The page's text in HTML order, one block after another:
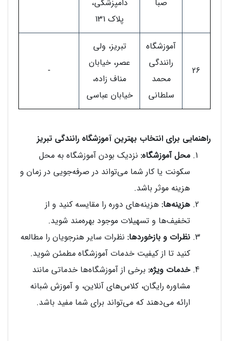
صبا
دامپزشکی،
پلاک 131
26
آموزشگاه
رانندگی
محمد
سلطانی
تبریز، ولی
عصر، خیابان
مناف زاده،
خیابان عباسی
-
راهنمایی برای انتخاب بهترین آموزشگاه رانندگی تبریز
محل آموزشگاه: نزدیک بودن آموزشگاه به محل
سکونت یا کار شما می‌تواند در صرفه‌جویی در زمان و
هزینه موثر باشد.
هزینه‌ها: هزینه‌های دوره را مقایسه کنید و از
تخفیف‌ها و تسهیلات موجود بهره‌مند شوید.
نظرات و بازخوردها: نظرات سایر هنرجویان را مطالعه
کنید تا از کیفیت خدمات آموزشگاه مطمئن شوید.
خدمات ویژه: برخی از آموزشگاه‌ها خدماتی مانند
مشاوره رایگان، کلاس‌های آنلاین، و آموزش شبانه
ارائه می‌دهند که می‌تواند برای شما مفید باشد.